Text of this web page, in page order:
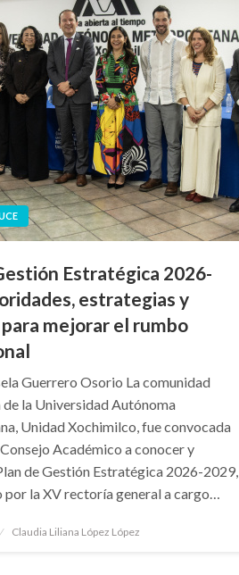
Estratégica 2026-
estrategias y
mejorar el rumbo
Guerrero Osorio La comunidad
la Universidad Autónoma
Unidad Xochimilco, fue convocada
Académico a conocer y
de Gestión Estratégica 2026-2029,
por la XV rectoría general a cargo…
Claudia Liliana López López